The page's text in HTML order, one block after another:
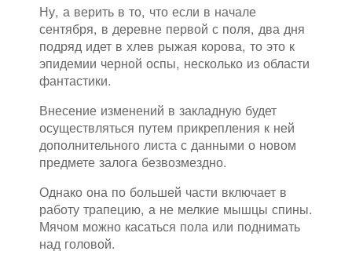
Ну, а верить в то, что если в начале
сентября, в деревне первой с поля, два дня
подряд идет в хлев рыжая корова, то это к
эпидемии черной оспы, несколько из области
фантастики.
Внесение изменений в закладную будет
осуществляться путем прикрепления к ней
дополнительного листа с данными о новом
предмете залога безвозмездно.
Однако она по большей части включает в
работу трапецию, а не мелкие мышцы спины.
Мячом можно касаться пола или поднимать
над головой.